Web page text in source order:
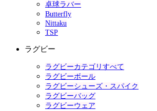
卓球ラバー
Butterfly
Nittaku
TSP
ラグビー
ラグビーカテゴリすべて
ラグビーボール
ラグビーシューズ・スパイク
ラグビーバッグ
ラグビーウェア